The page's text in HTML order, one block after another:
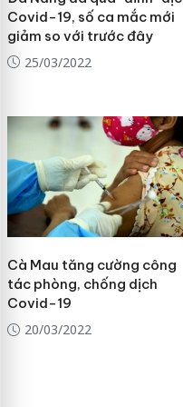
Covid-19, số ca mắc mới
giảm so với trước đây
25/03/2022
Cà Mau tăng cường công
tác phòng, chống dịch
Covid-19
20/03/2022